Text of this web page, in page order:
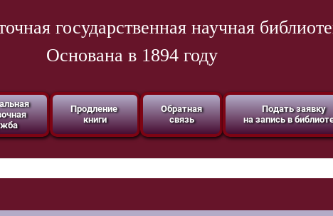
государственная научная
Основана в 1894 году
Продление
книги
Обратная
связь
Подать заявку
на запись в